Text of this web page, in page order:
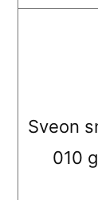
Sveon
010 g